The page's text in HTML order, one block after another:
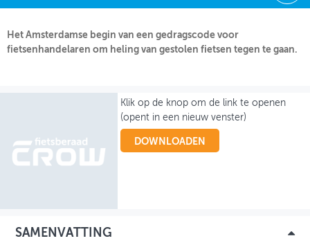
KENNISBANK
ADRESSENBOEK
GEBRUIKER
Het Amsterdamse begin van een gedragscode voor
fietsenhandelaren om heling van gestolen fietsen tegen te gaan.
Klik op de knop om de link te openen
(opent in een nieuw venster)
DOWNLOADEN
SAMENVATTING